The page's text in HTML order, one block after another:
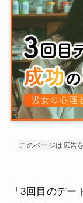
このページは広告
「3回目のデ